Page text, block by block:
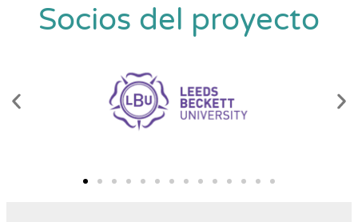
Socios del proyecto